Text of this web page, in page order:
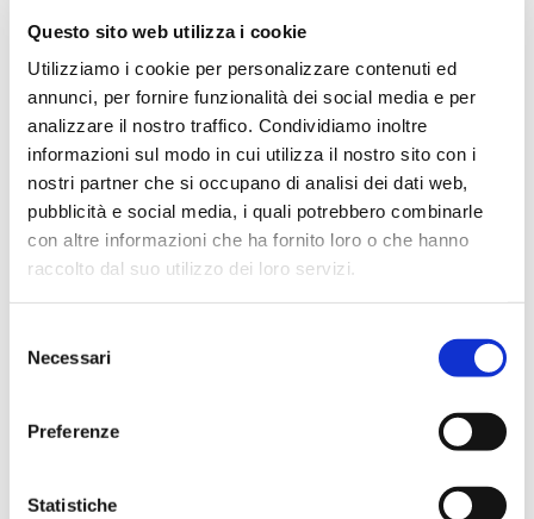
Questo sito web utilizza i cookie
Utilizziamo i cookie per personalizzare contenuti ed
annunci, per fornire funzionalità dei social media e per
analizzare il nostro traffico. Condividiamo inoltre
informazioni sul modo in cui utilizza il nostro sito con i
nostri partner che si occupano di analisi dei dati web,
pubblicità e social media, i quali potrebbero combinarle
con altre informazioni che ha fornito loro o che hanno
raccolto dal suo utilizzo dei loro servizi.
delNecessari
Preferenze
Statistiche
categoria t42. All’orizzonte, gli
ultimi sprint per il raggiungimento
della laurea, ma prima l’esperienza
da giornalista per Ability Channel
alle Paralimpiadi di Sochi 2014.
In attesa di Rio 2016, Martina si
allena per infrangere il proprio WR
di categoria (15’18 nei 100m) e per
dell’australiana Cartwright.”
Guarda il Talk